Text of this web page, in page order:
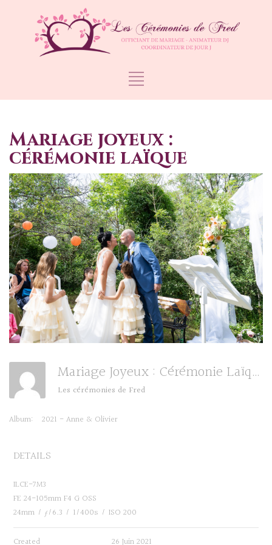
Mariage joyeux :
cérémonie laïque
Mariage Joyeux : Cérémonie Laïque
Les cérémonies de Fred
Album: 2021 - Anne & Olivier
DETAILS
ILCE-7M3
FE 24-105mm F4 G OSS
24mm / ƒ/6.3 / 1/400s / ISO 200
Created 26 Juin 2021